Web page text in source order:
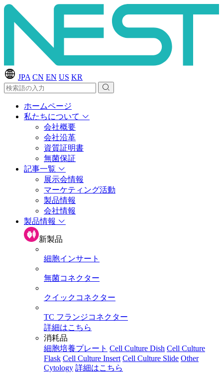
JPA CN EN US KR
ホームページ
私たちについて
会社概要
会社沿革
資質証明書
無菌保証
記事一覧
展示会情報
マーケティング活動
製品情報
会社情報
製品情報
新製品
細胞インサート
無菌コネクター
クイックコネクター
TC フランジコネクター
詳細はこちら
消耗品
細胞培養プレート Cell Culture Dish Cell Culture
Flask Cell Culture Insert Cell Culture Slide Other
Cytology 詳細はこちら